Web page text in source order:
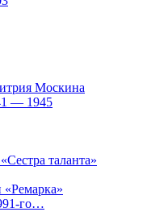
Москина
— 1945
таланта»
го…